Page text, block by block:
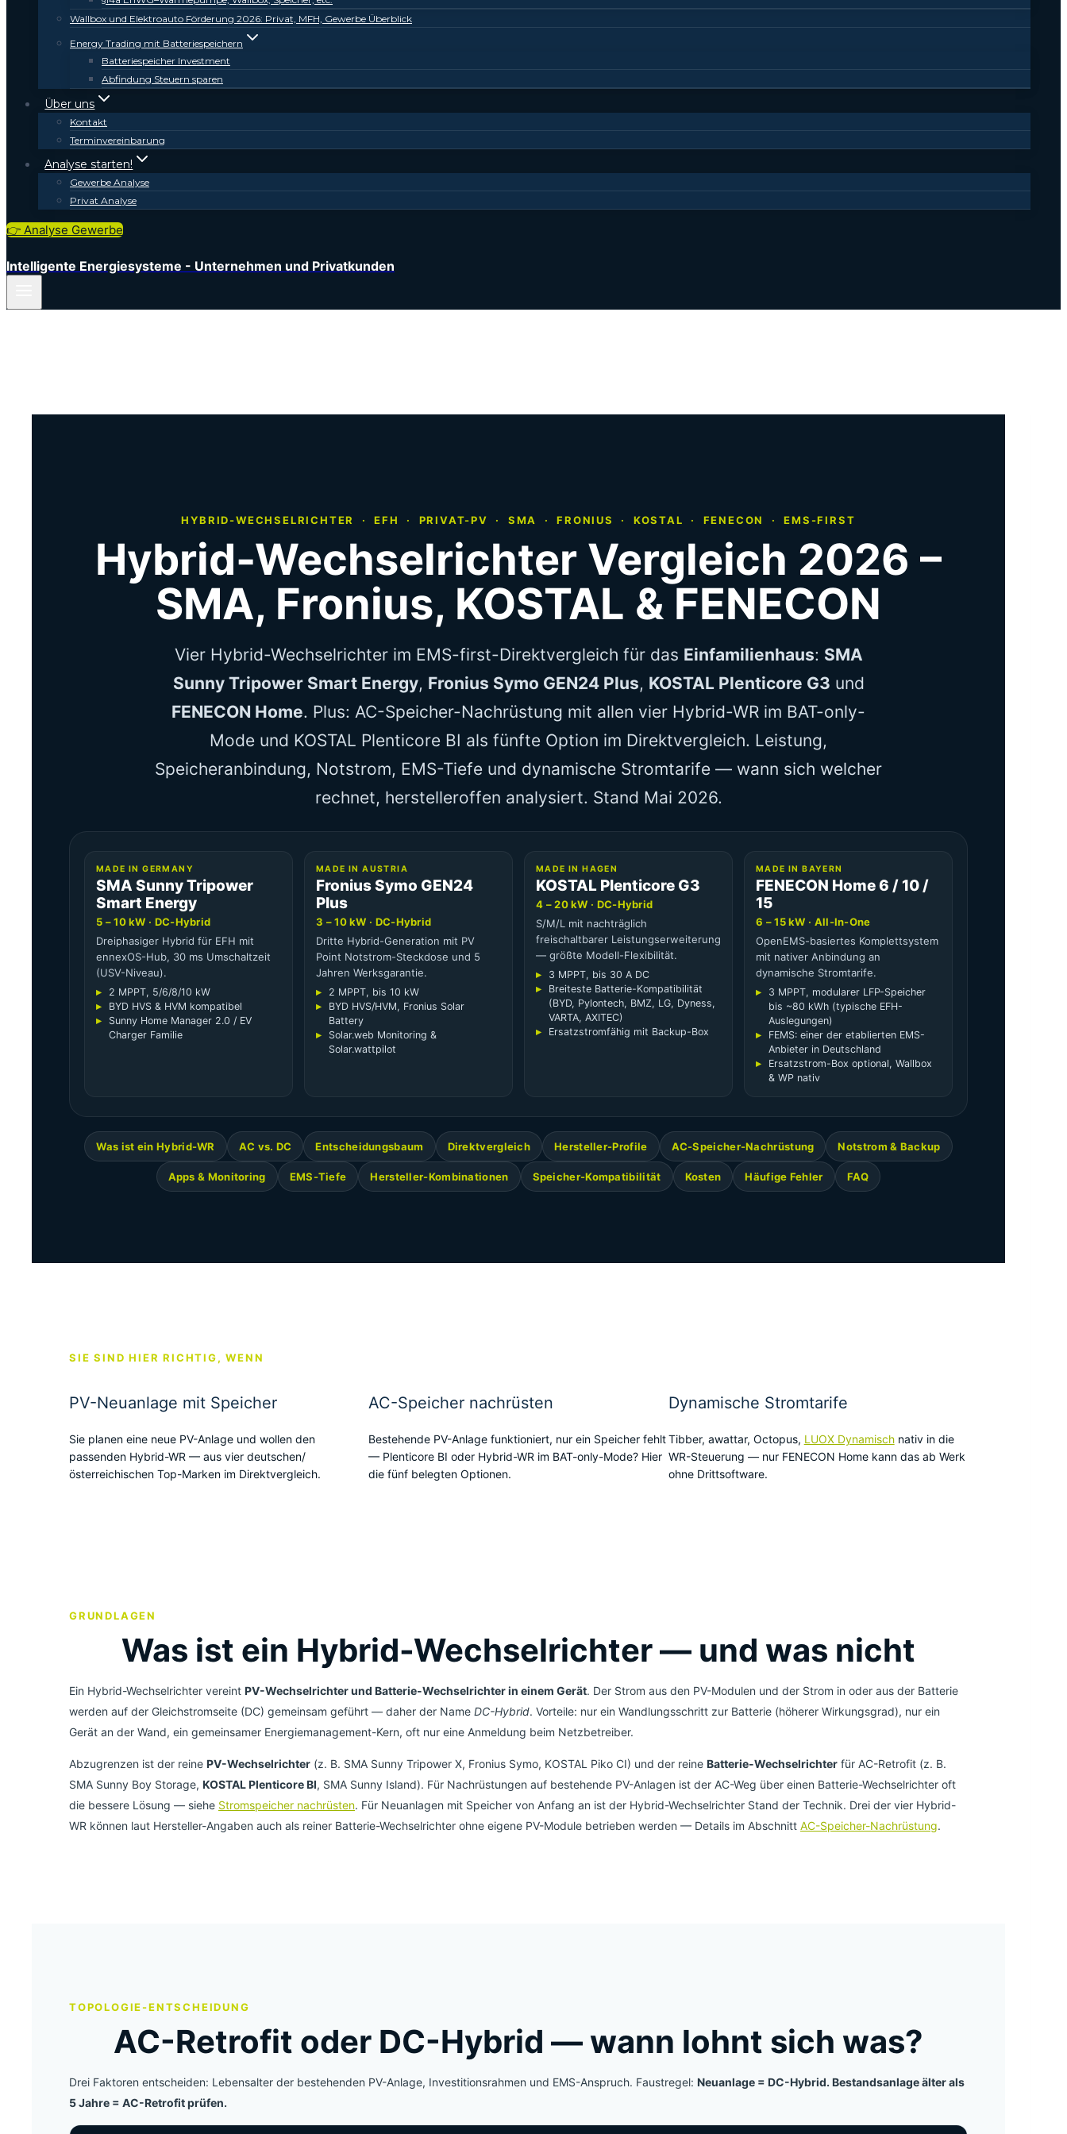
Wallbox und Elektroauto Förderung 2026: Privat, MFH, Gewerbe Überblick
Energy Trading mit Batteriespeichern
Batteriespeicher Investment
Abfindung Steuern sparen
Über uns
Kontakt
Terminvereinbarung
Analyse starten!
Gewerbe Analyse
Privat Analyse
👉 Analyse Gewerbe
Intelligente Energiesysteme - Unternehmen und Privatkunden
HYBRID-WECHSELRICHTER · EFH · PRIVAT-PV · SMA · FRONIUS · KOSTAL · FENECON · EMS-FIRST
Hybrid-Wechselrichter Vergleich 2026 –
SMA, Fronius, KOSTAL & FENECON
Vier Hybrid-Wechselrichter im EMS-first-Direktvergleich für das Einfamilienhaus: SMA
Sunny Tripower Smart Energy, Fronius Symo GEN24 Plus, KOSTAL Plenticore G3 und
FENECON Home. Plus: AC-Speicher-Nachrüstung mit allen vier Hybrid-WR im BAT-only-
Mode und KOSTAL Plenticore BI als fünfte Option im Direktvergleich. Leistung,
Speicheranbindung, Notstrom, EMS-Tiefe und dynamische Stromtarife — wann sich welcher
rechnet, herstelleroffen analysiert. Stand Mai 2026.
MADE IN GERMANY
SMA Sunny Tripower
Smart Energy
5 – 10 kW · DC-Hybrid
Dreiphasiger Hybrid für EFH mit
ennexOS-Hub, 30 ms Umschaltzeit
(USV-Niveau).
2 MPPT, 5/6/8/10 kW
BYD HVS & HVM kompatibel
Sunny Home Manager 2.0 / EV
Charger Familie
MADE IN AUSTRIA
Fronius Symo GEN24
Plus
3 – 10 kW · DC-Hybrid
Dritte Hybrid-Generation mit PV
Point Notstrom-Steckdose und 5
Jahren Werksgarantie.
2 MPPT, bis 10 kW
BYD HVS/HVM, Fronius Solar
Battery
Solar.web Monitoring &
Solar.wattpilot
MADE IN HAGEN
KOSTAL Plenticore G3
4 – 20 kW · DC-Hybrid
S/M/L mit nachträglich
freischaltbarer Leistungserweiterung
— größte Modell-Flexibilität.
3 MPPT, bis 30 A DC
Breiteste Batterie-Kompatibilität
(BYD, Pylontech, BMZ, LG, Dyness,
VARTA, AXITEC)
Ersatzstromfähig mit Backup-Box
MADE IN BAYERN
FENECON Home 6 / 10 /
15
6 – 15 kW · All-In-One
OpenEMS-basiertes Komplettsystem
mit nativer Anbindung an
dynamische Stromtarife.
3 MPPT, modularer LFP-Speicher
bis ~80 kWh (typische EFH-
Auslegungen)
FEMS: einer der etablierten EMS-
Anbieter in Deutschland
Ersatzstrom-Box optional, Wallbox
& WP nativ
Was ist ein Hybrid-WR AC vs. DC Entscheidungsbaum Direktvergleich Hersteller-Profile AC-Speicher-Nachrüstung Notstrom & Backup
Apps & Monitoring EMS-Tiefe Hersteller-Kombinationen Speicher-Kompatibilität Kosten Häufige Fehler FAQ
SIE SIND HIER RICHTIG, WENN
PV-Neuanlage mit Speicher
Sie planen eine neue PV-Anlage und wollen den
passenden Hybrid-WR — aus vier deutschen/
österreichischen Top-Marken im Direktvergleich.
AC-Speicher nachrüsten
Bestehende PV-Anlage funktioniert, nur ein Speicher fehlt
— Plenticore BI oder Hybrid-WR im BAT-only-Mode? Hier
die fünf belegten Optionen.
Dynamische Stromtarife
Tibber, awattar, Octopus, LUOX Dynamischnativ in die
WR-Steuerung — nur FENECON Home kann das ab Werk
ohne Drittsoftware.
GRUNDLAGEN
Was ist ein Hybrid-Wechselrichter — und was nicht
Ein Hybrid-Wechselrichter vereint PV-Wechselrichter und Batterie-Wechselrichter in einem Gerät. Der Strom aus den PV-Modulen und der Strom in oder aus der Batterie
werden auf der Gleichstromseite (DC) gemeinsam geführt — daher der Name DC-Hybrid. Vorteile: nur ein Wandlungsschritt zur Batterie (höherer Wirkungsgrad), nur ein
Gerät an der Wand, ein gemeinsamer Energiemanagement-Kern, oft nur eine Anmeldung beim Netzbetreiber.
Abzugrenzen ist der reine PV-Wechselrichter (z. B. SMA Sunny Tripower X, Fronius Symo, KOSTAL Piko CI) und der reine Batterie-Wechselrichter für AC-Retrofit (z. B.
SMA Sunny Boy Storage, KOSTAL Plenticore BI, SMA Sunny Island). Für Nachrüstungen auf bestehende PV-Anlagen ist der AC-Weg über einen Batterie-Wechselrichter oft
die bessere Lösung — siehe Stromspeicher nachrüsten. Für Neuanlagen mit Speicher von Anfang an ist der Hybrid-Wechselrichter Stand der Technik. Drei der vier Hybrid-
WR können laut Hersteller-Angaben auch als reiner Batterie-Wechselrichter ohne eigene PV-Module betrieben werden — Details im Abschnitt AC-Speicher-Nachrüstung.
TOPOLOGIE-ENTSCHEIDUNG
AC-Retrofit oder DC-Hybrid — wann lohnt sich was?
Drei Faktoren entscheiden: Lebensalter der bestehenden PV-Anlage, Investitionsrahmen und EMS-Anspruch. Faustregel: Neuanlage = DC-Hybrid. Bestandsanlage älter als
5 Jahre = AC-Retrofit prüfen.